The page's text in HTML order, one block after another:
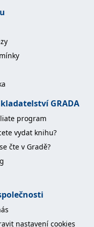
GRADA
program
vydat knihu?
čte v Gradě?
nastavení cookies